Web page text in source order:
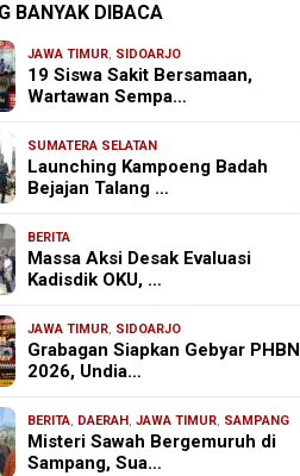
BANYAK DIBACA
JAWA TIMUR, SIDOARJO
19 Siswa Sakit Bersamaan,
Wartawan Sempa…
SUMATERA SELATAN
Launching Kampoeng Badah
Bejajan Talang …
BERITA
Massa Aksi Desak Evaluasi
Kadisdik OKU, …
JAWA TIMUR, SIDOARJO
Grabagan Siapkan Gebyar PHBN
2026, Undia…
BERITA, DAERAH ,JAWA TIMUR, SAMPANG
Misteri Sawah Bergemuruh di
Sampang, Sua…